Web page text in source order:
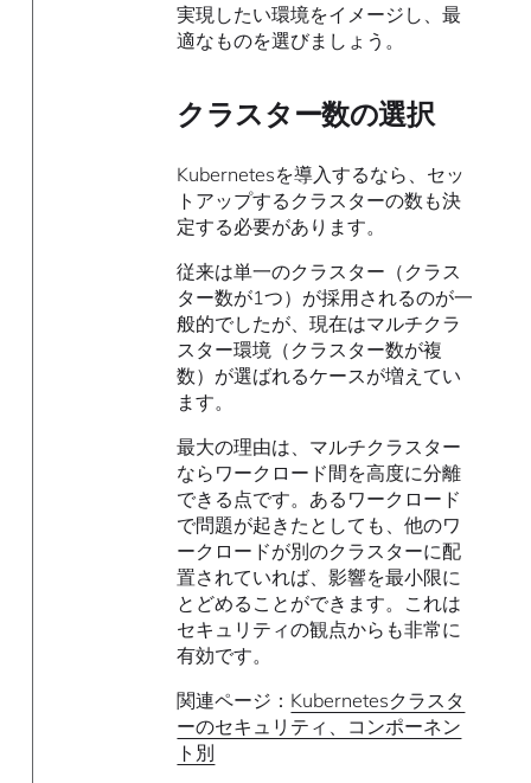
実現したい環境をイメージし、最
適なものを選びましょう。
クラスター数の選択
Kubernetesを導入するなら、セッ
トアップするクラスターの数も決
定する必要があります。
従来は単一のクラスター（クラス
ター数が1つ）が採用されるのが一
般的でしたが、現在はマルチクラ
スター環境（クラスター数が複
数）が選ばれるケースが増えてい
ます。
最大の理由は、マルチクラスター
ならワークロード間を高度に分離
できる点です。あるワークロード
で問題が起きたとしても、他のワ
ークロードが別のクラスターに配
置されていれば、影響を最小限に
とどめることができます。これは
セキュリティの観点からも非常に
有効です。
関連ページ： Kubernetesクラスタ
ーのセキュリティ、コンポーネン
ト別